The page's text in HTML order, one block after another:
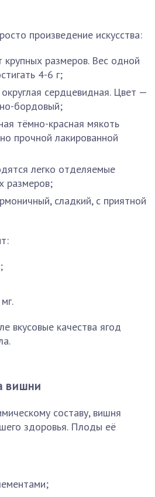
произведение искусства:
размеров. Вес одной
4-6 г;
сердцевидная. Цвет —
бордовый;
тёмно-красная мякоть
прочной лакированной
легко отделяемые
размеров;
сладкий, с приятной
вкусовые качества ягод
вишни
составу, вишня
здоровья. Плоды её